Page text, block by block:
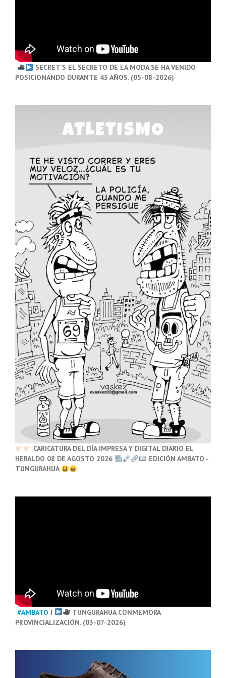
SECRET’S EL SECRETO DE LA MODA SE HA VENIDO
POSICIONANDO DURANTE 43 AÑOS. (05-08-2026)
CARICATURA DEL DÍA IMPRESA Y DIGITAL DIARIO EL
HERALDO 08 DE AGOSTO 2026
EDICIÓN AMBATO -
TUNGURAHUA
#AMBATO |
TUNGURAHUA CONMEMORA
PROVINCIALIZACIÓN. (03-07-2026)